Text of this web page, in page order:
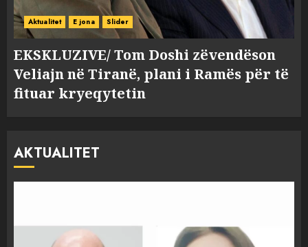
Aktualitet E jona Slider
EKSKLUZIVE/ Tom Doshi zëvendëson
Veliajn në Tiranë, plani i Ramës për të
fituar kryeqytetin
AKTUALITET